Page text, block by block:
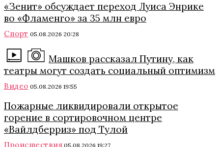
«Зенит» обсуждает переход Луиса Энрике
во «Фламенго» за 35 млн евро
Спорт 05.08.2026 20:28
Машков рассказал Путину, как
театры могут создать социальный оптимизм
Видео 05.08.2026 19:55
Пожарные ликвидировали открытое
горение в сортировочном центре
«Вайлдберриз» под Тулой
Происшествия 05.08.2026 19:27